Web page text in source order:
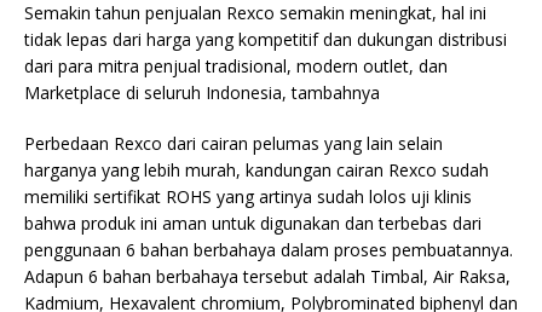
Semakin tahun penjualan Rexco semakin meningkat, hal ini
tidak lepas dari harga yang kompetitif dan dukungan distribusi
dari para mitra penjual tradisional, modern outlet, dan
Marketplace di seluruh Indonesia, tambahnya
Perbedaan Rexco dari cairan pelumas yang lain selain
harganya yang lebih murah, kandungan cairan Rexco sudah
memiliki sertifikat ROHS yang artinya sudah lolos uji klinis
bahwa produk ini aman untuk digunakan dan terbebas dari
penggunaan 6 bahan berbahaya dalam proses pembuatannya.
Adapun 6 bahan berbahaya tersebut adalah Timbal, Air Raksa,
Kadmium, Hexavalent chromium, Polybrominated biphenyl dan